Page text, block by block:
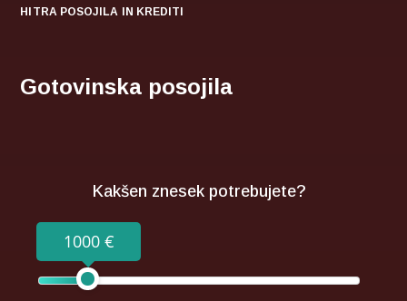
HITRA POSOJILA IN KREDITI
Gotovinska posojila
Kakšen znesek potrebujete?
1000 €